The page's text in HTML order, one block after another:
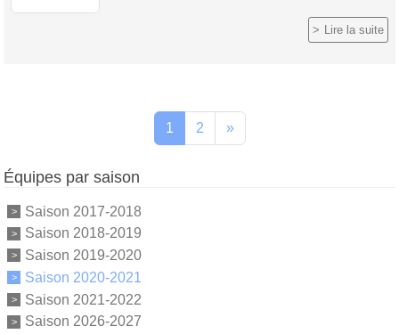
Lire la suite
1 2 »
Équipes par saison
Saison 2017-2018
Saison 2018-2019
Saison 2019-2020
Saison 2020-2021
Saison 2021-2022
Saison 2026-2027